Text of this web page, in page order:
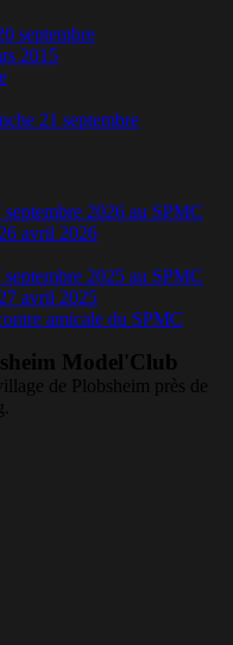
septembre
2015
21 septembre
2026 au SPMC
avril 2026
2025 au SPMC
avril 2025
amicale du SPMC
Model'Club
de Plobsheim près de